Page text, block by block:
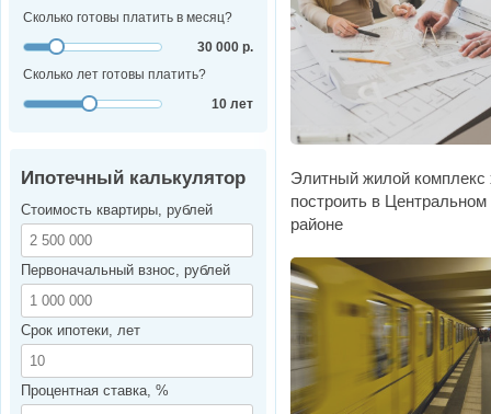
Элитный жилой комплекс
построить в Центральном
районе
Сколько готовы платить в месяц?
30 000 р.
Сколько лет готовы платить?
10 лет
Ипотечный калькулятор
Стоимость квартиры, рублей
Первоначальный взнос, рублей
Срок ипотеки, лет
Процентная ставка, %